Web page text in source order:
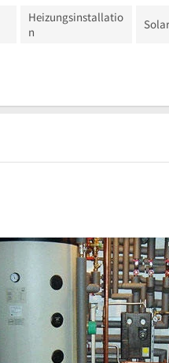
Heizungsinstallatio
n